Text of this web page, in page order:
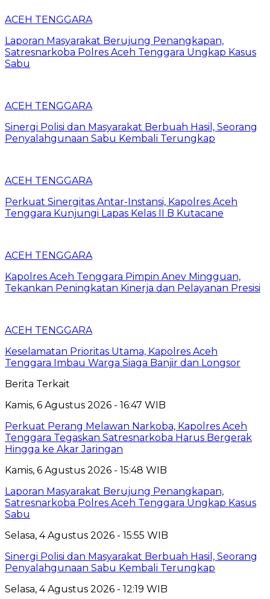
ACEH TENGGARA
Laporan Masyarakat Berujung Penangkapan,
Satresnarkoba Polres Aceh Tenggara Ungkap Kasus
Sabu
ACEH TENGGARA
Sinergi Polisi dan Masyarakat Berbuah Hasil, Seorang
Penyalahgunaan Sabu Kembali Terungkap
ACEH TENGGARA
Perkuat Sinergitas Antar-Instansi, Kapolres Aceh
Tenggara Kunjungi Lapas Kelas II B Kutacane
ACEH TENGGARA
Kapolres Aceh Tenggara Pimpin Anev Mingguan,
Tekankan Peningkatan Kinerja dan Pelayanan Presisi
ACEH TENGGARA
Keselamatan Prioritas Utama, Kapolres Aceh
Tenggara Imbau Warga Siaga Banjir dan Longsor
Berita Terkait
Kamis, 6 Agustus 2026 - 16:47 WIB
Perkuat Perang Melawan Narkoba, Kapolres Aceh
Tenggara Tegaskan Satresnarkoba Harus Bergerak
Hingga ke Akar Jaringan
Kamis, 6 Agustus 2026 - 15:48 WIB
Laporan Masyarakat Berujung Penangkapan,
Satresnarkoba Polres Aceh Tenggara Ungkap Kasus
Sabu
Selasa, 4 Agustus 2026 - 15:55 WIB
Sinergi Polisi dan Masyarakat Berbuah Hasil, Seorang
Penyalahgunaan Sabu Kembali Terungkap
Selasa, 4 Agustus 2026 - 12:19 WIB